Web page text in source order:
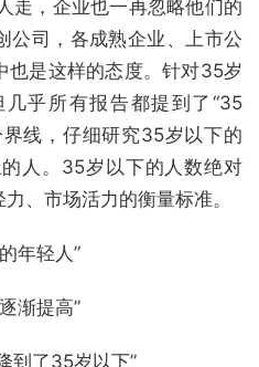
走，企业也一再忽略他们的
公司，各成熟企业、上市公
也是这样的态度。针对35岁
乎所有报告都提到了“35
线，仔细研究35岁以下的
人。35岁以下的人数绝对
、市场活力的衡量标准。
年轻人”
渐提高”
到了35岁以下”